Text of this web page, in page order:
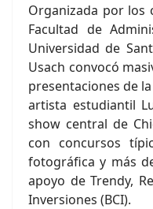
Organizada por los
Facultad de
Universidad de
Usach convocó
presentaciones de
artista estudiantil
show central de
con concursos
fotográfica y más
apoyo de Trendy,
Inversiones (BCI).